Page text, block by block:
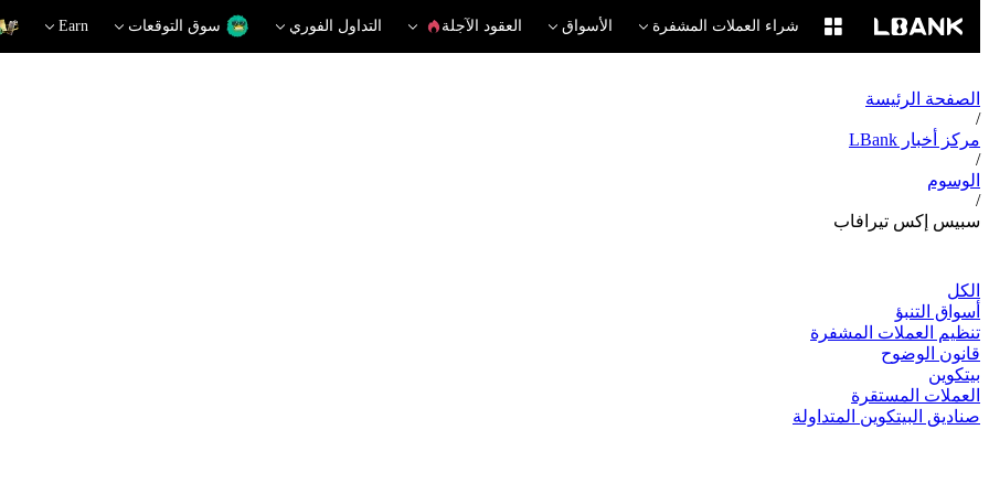
شراء العملات المشفرة الأسواق العقود الآجلة التداول الفوري سوق التوقعات Earn
الصفحة الرئيسة
/
مركز أخبار LBank
/
الوسوم
/
سبيس إكس تيرافاب
الكل
أسواق التنبؤ
تنظيم العملات المشفرة
قانون الوضوح
بيتكوين
العملات المستقرة
صناديق البيتكوين المتداولة